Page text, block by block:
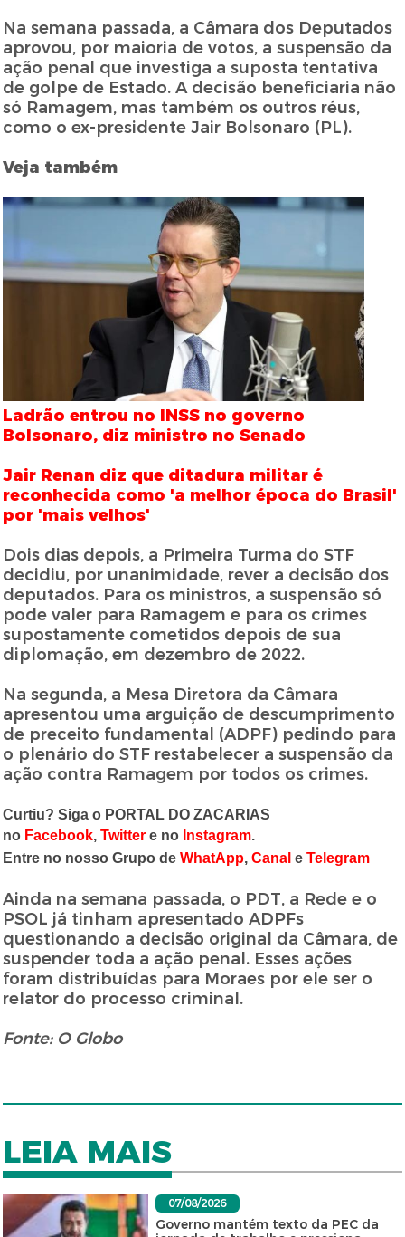
Na semana passada, a Câmara dos Deputados
aprovou, por maioria de votos, a suspensão da
ação penal que investiga a suposta tentativa
de golpe de Estado. A decisão beneficiaria não
só Ramagem, mas também os outros réus,
como o ex-presidente Jair Bolsonaro (PL).
Veja também
Ladrão entrou no INSS no governo
Bolsonaro, diz ministro no Senado
Jair Renan diz que ditadura militar é
reconhecida como 'a melhor época do Brasil'
por 'mais velhos'
Dois dias depois, a Primeira Turma do STF
decidiu, por unanimidade, rever a decisão dos
deputados. Para os ministros, a suspensão só
pode valer para Ramagem e para os crimes
supostamente cometidos depois de sua
diplomação, em dezembro de 2022.
Na segunda, a Mesa Diretora da Câmara
apresentou uma arguição de descumprimento
de preceito fundamental (ADPF) pedindo para
o plenário do STF restabelecer a suspensão da
ação contra Ramagem por todos os crimes.
Curtiu? Siga o PORTAL DO ZACARIAS
no Facebook,Twitter e no Instagram.
Entre no nosso Grupo deWhatApp,Canal eTelegram
Ainda na semana passada, o PDT, a Rede e o
PSOL já tinham apresentado ADPFs
questionando a decisão original da Câmara, de
suspender toda a ação penal. Esses ações
foram distribuídas para Moraes por ele ser o
relator do processo criminal.
Fonte: O Globo
LEIA MAIS
07/08/2026
Governo mantém texto da PEC da